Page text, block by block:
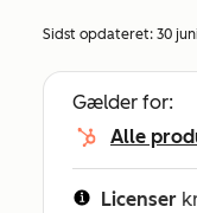
Sidst opdateret: 30
Gælder for:
Alle
Licenser